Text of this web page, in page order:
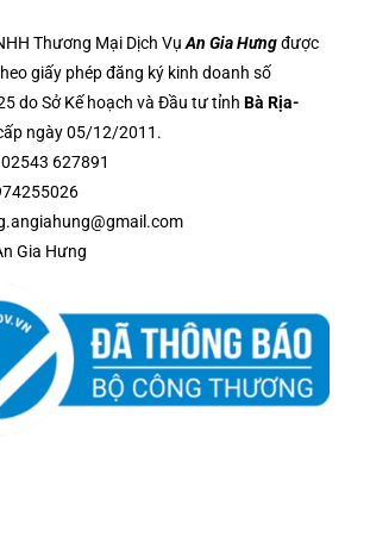
Thương Mại Dịch Vụ An Gia Hưngđược
giấy phép đăng ký kinh doanh số
do Sở Kế hoạch và Đầu tư tỉnhBà Rịa-
ngày 05/12/2011.
02543 627891
Gia Hưng